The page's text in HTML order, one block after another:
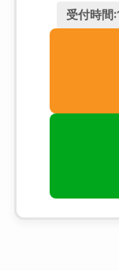
受付時間